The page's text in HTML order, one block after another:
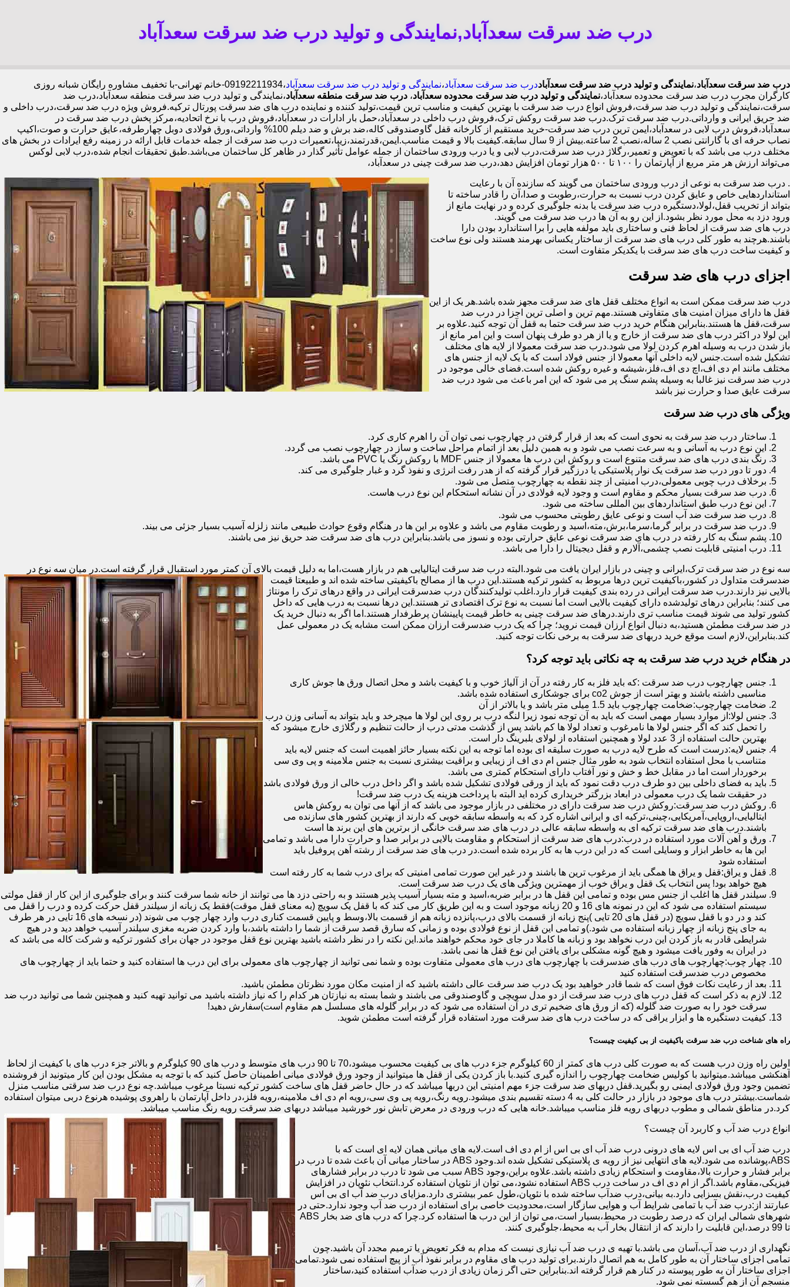
درب ضد سرقت سعدآباد,نمایندگی و تولید درب ضد سرقت سعدآباد
درب ضد سرقت سعدآباد،نمایندگی و تولید درب ضد سرقت سعدآباددرب ضد سرقت سعدآباد،نمایندگی و تولید درب ضد سرقت سعدآباد
،09192211934-خانم تهرانی-با تخفیف مشاوره رایگان شبانه روزی
کارگران مجرب درب ضد سرقت محدوده سعدآباد،نمایندگی و تولید درب ضد سرقت محدوده سعدآباد، درب ضد سرقت منطقه سعدآباد،نمایندگی و تولید درب ضد سرقت منطقه سعدآباد،درب ضد
سرقت،نمایندگی و تولید درب ضد سرقت،فروش انواع درب ضد سرقت با بهترین کیفیت و مناسب ترین قیمت،تولید کننده و نماینده درب های ضد سرقت پورتال ترکیه.فروش ویژه درب ضد سرقت،درب داخلی و
ضد حریق ایرانی و وارداتی.درب ضد سرقت ترک.درب ضد سرقت روکش ترک،فروش درب داخلی در سعدآباد،حمل بار ادارات در سعدآباد،فروش درب با نرخ اتحادیه،مرکز پخش درب ضد سرقت در
سعدآباد،فروش درب لابی در سعدآباد،ایمن ترین درب ضد سرقت-خرید مستقیم از کارخانه قفل گاوصندوقی کاله،ضد برش و ضد دیلم 100% وارداتی،ورق فولادی دوبل چهارطرفه،عایق حرارت و صوت،اکیپ
نصاب حرفه ای با گارانتی نصب 2 ساله،نصب 2 ساعته.بیش از 9 سال سابقه.کیفیت بالا و قیمت مناسب.ایمن،قدرتمند،زیبا،تعمیرات درب ضد سرقت از جمله خدمات قابل ارائه در زمینه رفع ایرادات در بخش های
مختلف درب می باشد که با تعویض و تعمیر،رگلاژ درب ضد سرقت،درب لابی و یا درب ورودی ساختمان از جمله عوامل تأثیر گذار در ظاهر کل ساختمان می‌باشد.طبق تحقیقات انجام شده،درب لابی لوکس
می‌تواند ارزش هر متر مربع از آپارتمان را ۱۰۰ تا ۵۰۰ هزار تومان افزایش دهد،درب ضد سرقت چینی در سعدآباد،
. درب ضد سرقت به نوعی از درب ورودی ساختمان می گویند که سازنده آن با رعایت
استانداردهایی خاص و عایق کردن درب نسبت به حرارت،رطوبت و صدا،آن را قادر ساخته تا
بتواند از تخریب قفل،لولا،دستگیره درب ضد سرقت یا بدنه جلوگیری کرده و در نهایت مانع از
ورود دزد به محل مورد نظر بشود.از این رو به آن ها درب ضد سرقت می گویند.
درب های ضد سرقت از لحاظ فنی و ساختاری باید مولفه هایی را برا استاندارد بودن دارا
باشند.هرچند به طور کلی درب های ضد سرقت از ساختار یکسانی بهرمند هستند ولی نوع ساخت
و کیفیت ساخت درب های ضد سرقت با یکدیکر متفاوت است.
اجزای درب های ضد سرقت
درب ضد سرقت ممکن است به انواع مختلف قفل های ضد سرقت مجهز شده باشد.هر یک از این
قفل ها دارای میزان امنیت های متفاوتی هستند.مهم ترین و اصلی ترین اجزا در درب ضد
سرقت،قفل ها هستند.بنابراین هنگام خرید درب ضد سرقت حتما به قفل آن توجه کنید.علاوه بر
این لولا در اکثر درب های ضد سرقت از خارج و یا از هر دو طرف پنهان است و این امر مانع از
باز شدن درب به وسیله اهرم کردن لولا می شود.درب ضد سرقت معمولا از لایه های مختلف
تشکیل شده است.جنس لایه داخلی آنها معمولا از جنس فولاد است که با یک لایه از جنس های
مختلف مانند ام دی اف،اچ دی اف،فلز،شیشه و غیره روکش شده است.فضای خالی موجود در
درب ضد سرقت نیز غالبا به وسیله پشم سنگ پر می شود که این امر باعث می شود درب ضد
سرقت عایق صدا و حرارت نیز باشد
ویژگی های درب ضد سرقت
ساختار درب ضد سرقت به نحوی است که بعد از قرار گرفتن در چهارچوب نمی توان آن را اهرم کاری کرد.
این نوع درب به آسانی و به سرعت نصب می شود و به همین دلیل بعد از اتمام مراحل ساخت و ساز در چهارچوب نصب می گردد.
رنگ بندی درب های ضد سرقت متنوع است و روکش این درب ها معمولا از جنس MDF با روکش رنگ یا PVC می باشد.
دور تا دور درب ضد سرقت یک نوار پلاستیکی یا درزگیر قرار گرفته که از هدر رفت انرژی و نفوذ گرد و غبار جلوگیری می کند.
برخلاف درب چوبی معمولی،درب امنیتی از چند نقطه به چهارچوب متصل می شود.
درب ضد سرقت بسیار محکم و مقاوم است و وجود لایه فولادی در آن نشانه استحکام این نوع درب هاست.
این نوع درب طبق استانداردهای بین المللی ساخته می شود.
درب ضد سرقت ضد آب است و نوعی عایق رطوبتی محسوب می شود.
درب ضد سرقت در برابر گرما،سرما،برش،مته،اسید و رطوبت مقاوم می باشد و علاوه بر این ها در هنگام وقوع حوادث طبیعی مانند زلزله آسیب بسیار جزئی می بیند.
پشم سنگ به کار رفته در درب های ضد سرقت نوعی عایق حرارتی بوده و نسوز می باشد.بنابراین درب های ضد سرقت ضد حریق نیز می باشند.
درب امنیتی قابلیت نصب چشمی،آلارم و قفل دیجیتال را دارا می باشد.
سه نوع در ضد سرقت ترک،ایرانی و چینی در بازار ایران یافت می شود.البته درب ضد سرقت ایتالیایی هم در بازار هست،اما به دلیل قیمت بالای آن کمتر مورد استقبال قرار گرفته است.در میان سه نوع در
ضدسرقت متداول در کشور،باکیفیت ترین درها مربوط به کشور ترکیه هستند.این درب ها از مصالح باکیفیتی ساخته شده اند و طبیعتا قیمت
بالایی نیز دارند.درب ضد سرقت ایرانی در رده بندی کیفیت قرار دارد.اغلب تولیدکنندگان درب ضدسرقت ایرانی در واقع درهای ترک را مونتاژ
می کنند؛ بنابراین درهای تولیدشده دارای کیفیت بالایی است اما نسبت به نوع ترک اقتصادی تر هستند.این درها نسبت به درب هایی که داخل
کشور تولید می شوند قیمت مناسب تری دارند.درهای ضد سرقت چینی به خاطر قیمت پایینشان پرطرفدار هستند.اما اگر به دنبال خرید یک
در ضد سرقت مطمئن هستید،به دنبال انواع ارزان قیمت نروید؛ چرا که یک درب ضدسرقت ارزان ممکن است مشابه یک در معمولی عمل
کند.بنابراین،لازم است موقع خرید دربهای ضد سرقت به برخی نکات توجه کنید.
در هنگام خرید درب ضد سرقت به چه نکاتی باید توجه کرد؟
جنس چهارچوب درب ضد سرقت :که باید فلز به کار رفته در آن از آلیاژ خوب و با کیفیت باشد و محل اتصال ورق ها جوش کاری
مناسبی داشته باشند و بهتر است از جوش co2 برای جوشکاری استفاده شده باشد.
ضخامت چهارچوب:ضخامت چهارچوب باید 1.5 میلی متر باشد و یا بالاتر از آن
جنس لولا:از موارد بسیار مهمی است که باید به آن توجه نمود زیرا لنگه درب بر روی این لولا ها میچرخد و باید بتواند به آسانی وزن درب
را تحمل کند که اگر جنس لولا ها نامرغوب و تعداد لولا ها کم باشد پس از گذشت مدتی درب از حالت تنظیم و رگلاژی خارج میشود که
بهترین حالت استفاده از 3 عدد لولا و همچنین استفاده از لولای بلبرینگ دار است.
جنس لایه:درست است که طرح لایه درب به صورت سلیقه ای بوده اما توجه به این نکته بسیار حائز اهمیت است که جنس لایه باید
متناسب با محل استفاده انتخاب شود به طور مثال جنس ام دی اف از زیبایی و براقیت بیشتری نسبت به جنس ملامینه و پی وی سی
برخوردار است اما در مقابل خط و خش و نور آفتاب دارای استحکام کمتری می باشد.
باید به فضای داخلی بین دو طرف درب دقت نمود که باید از ورقی فولادی تشکیل شده باشد و اگر داخل درب خالی از ورق فولادی باشد
در حقیقت شما یک درب معمولی در ابعاد بزرگتر خریداری کرده اید البته با پرداخت هزینه یک درب ضد سرقت!
روکش درب ضد سرقت:روکش درب ضد سرقت دارای در مختلفی در بازار موجود می باشد که از آنها می توان به روکش هاس
ایتالیایی،اروپایی،آمریکایی،چینی،ترکیه ای و ایرانی اشاره کرد که به واسطه سابقه خوبی که دارند از بهترین کشور های سازنده می
باشند.درب های ضد سرقت ترکیه ای به واسطه سابقه عالی در درب های ضد سرقت خانگی از برترین های این برند ها است
ورق و آهن آلات مورد استفاده در درب:درب های ضد سرقت از استحکام و مقاومت بالایی در برابر صدا و حرارت دارا می باشد و تمامی
این ها به خاطر ابزار و وسایلی است که در این درب ها به کار برده شده است.در درب های ضد سرقت از رشته آهن پروفیل باید
استفاده شود
قفل و یراق:قفل و یراق ها همگی باید از مرغوب ترین ها باشند و در غیر این صورت تمامی امنیتی که برای درب شما به کار رفته است
هیچ خواهد بود! پس انتخاب یک قفل و یراق خوب از مهمترین ویژگی های یک درب ضد سرقت است.
سیلندر قفل ها اغلب از جنس مس بوده و تمامی این قفل ها در برابر ضربه،اسید و مته بسیار آسیب پذیر هستند و به راحتی دزد ها می توانند از خانه شما سرقت کنند و برای جلوگیری از این کار از قفل مولتی
سیستم استفاده می شود که این در نمونه های 16 و 20 زبانه موجود است و به این طریق کار می کند که با قفل یک سویچ (به معنای قفل موقت)فقط یک زبانه از سیلندر قفل حرکت کرده و درب را قفل می
کند و در دو با قفل سویچ (در قفل های 20 تایی )پنج زبانه از قسمت بالای درب،پانزده زبانه هم از قسمت بالا،وسط و پایین قسمت کناری درب وارد چهار چوب می شوند (در نسخه های 16 تایی در هر طرف
به جای پنج زبانه از چهار زبانه استفاده می شود.)و تمامی این قفل از نوع فولادی بوده و زمانی که سارق قصد سرقت از شما را داشته باشد،با وارد کردن ضربه مغزی سیلندر آسیب خواهد دید و در هیچ
شرایطی قادر به باز کردن این درب نخواهد بود و زبانه ها کاملا در جای خود محکم خواهند ماند.این نکته را در نظر داشته باشید بهترین نوع قفل موجود در جهان برای کشور ترکیه و شرکت کاله می باشد که
در ایران به وفور یافت میشود و هیچ گونه مشکلی برای یافتن این نوع قفل ها نمی باشد.
چهار چوب:چهارچوب های درب های ضدسرقت با چهارچوب های درب های معمولی متفاوت بوده و شما نمی توانید از چهارچوب های معمولی برای این درب ها استفاده کنید و حتما باید از چهارچوب های
مخصوص درب ضدسرقت استفاده کنید
بعد از رعایت نکات فوق است که شما قادر خواهید بود یک درب ضد سرقت عالی داشته باشید که از امنیت مکان مورد نظرتان مطمئن باشید.
لازم به ذکر است که قفل درب های درب ضد سرقت از دو مدل سویچی و گاوصندوقی می باشند و شما بسته به نیازتان هر کدام را که نیاز داشته باشید می توانید تهیه کنید و همچنین شما می توانید درب ضد
سرقت خود را به صورت ضد گلوله (که از ورق های ضخیم تری در آن استفاده می شود که در برابر گلوله های مسلسل هم مقاوم است)سفارش دهید!
کیفیت دستگیره ها و ابزار یراقی که در ساخت درب های ضد سرقت مورد استفاده قرار گرفته است مطمئن شوید.
راه های شناخت درب ضد سرقت باکیفیت از بی کیفیت چیست؟
اولین راه وزن درب هست که به صورت کلی درب های کمتر از 60 کیلوگرم جزء درب های بی کیفیت محسوب میشود،70 تا 90 درب های متوسط و درب های 90 کیلوگرم و بالاتر جزء درب های با کیفیت از لحاظ
آهنکشی میباشد.میتوانید با کولیس ضخامت چهارچوب را اندازه گیری کنید.با باز کردن یکی از قفل ها میتوانید از وجود ورق فولادی میانی اطمینان حاصل کنید که با توجه به مشکل بودن این کار میتونید از فروشنده
تضمین وجود ورق فولادی ایمنی رو بگیرید.قفل دربهای ضد سرقت جزء مهم امنیتی این دربها میباشد که در حال حاضر قفل های ساخت کشور ترکیه نسبتا مرغوب میباشد.چه نوع درب ضد سرقتی مناسب منزل
شماست.بیشتر درب های موجود در بازار در حالت کلی به 4 دسته تقسیم بندی میشود.رویه رنگ،رویه پی وی سی،رویه ام دی اف ملامینه،رویه فلز،در داخل آپارتمان با راهروی پوشیده هرنوع دربی میتوان استفاده
کرد.در مناطق شمالی و مطوب دربهای رویه فلز مناسب میباشد.خانه هایی که درب ورودی در معرض تابش نور خورشید میباشد دربهای ضد سرقت رویه رنگ مناسب میباشد.
انواع درب ضد آب و کاربرد آن چیست؟
درب ضد آب ای بی اس لایه های درونی درب ضد آب ای بی اس از ام دی اف است.لایه های میانی همان لایه ای است که با
ABS،پوشانده می شود.لایه های انتهایی نیز از رویه ی پلاستیکی تشکیل شده اند.وجود ABS در ساختار میانی آن باعث شده تا درب در
برابر فشار و حرارت بالا،مقاومت و استحکام زیادی داشته باشد.علاوه براین،وجود ABS سبب می شود تا درب در برابر فشارهای
فیزیکی،مقاوم باشد.اگر از ام دی اف در ساخت درب ABS استفاده نشود،می توان از نئوپان استفاده کرد.انتخاب نئوپان در افزایش
کیفیت درب،نقش بسزایی دارد.به بیانی،درب ضدآب ساخته شده با نئوپان،طول عمر بیشتری دارد.مزایای درب ضد آب ای بی اس
عبارتند از:درب ضد آب با تمامی شرایط آب و هوایی سازگار است،محدودیت خاصی برای استفاده از درب ضد آب وجود ندارد.حتی در
شهرهای شمالی ایران که درصد رطوبت در محیط،بسیار است،می توان از این درب ها استفاده کرد.چرا که درب های ضد بخار ABS
تا 99 درصد،این قابلیت را دارند که از انتقال بخار آب به محیط،جلوگیری کنند.
نگهداری از درب ضد آب،آسان می باشد.با تهیه ی درب ضد آب نیازی نیست که مدام به فکر تعویض یا ترمیم مجدد آن باشید.چون
تمامی اجزای ساختار آن به طور کامل به هم اتصال دارند.برای تولید درب های مقاوم در برابر نفوذ آب از پیچ استفاده نمی شود.تمامی
اجزای ساختار آن به طور پیوسته در کنار هم قرار گرفته اند.بنابراین حتی اگر زمان زیادی از درب ضدآب استفاده کنید،ساختار
منسجم آن از هم گسسته نمی شود.